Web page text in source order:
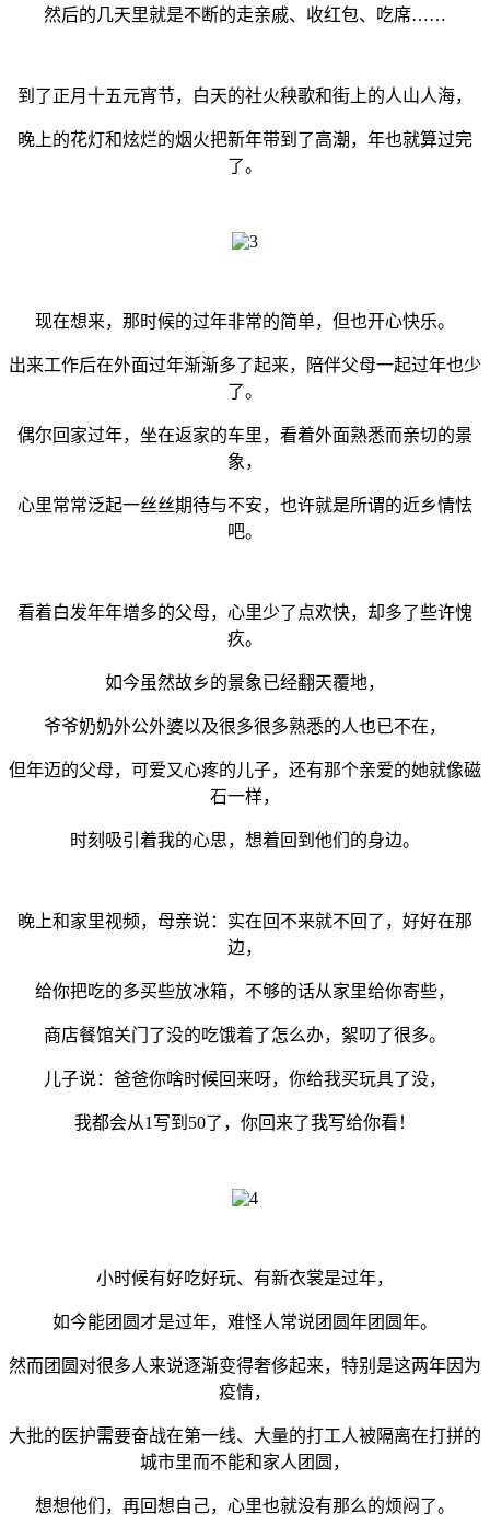
然后的几天里就是不断的走亲戚、收红包、吃席……
到了正月十五元宵节，白天的社火秧歌和街上的人山人海，
晚上的花灯和炫烂的烟火把新年带到了高潮，年也就算过完
了。
现在想来，那时候的过年非常的简单，但也开心快乐。
出来工作后在外面过年渐渐多了起来，陪伴父母一起过年也少
了。
偶尔回家过年，坐在返家的车里，看着外面熟悉而亲切的景
象，
心里常常泛起一丝丝期待与不安，也许就是所谓的近乡情怯
吧。
看着白发年年增多的父母，心里少了点欢快，却多了些许愧
疚。
如今虽然故乡的景象已经翻天覆地，
爷爷奶奶外公外婆以及很多很多熟悉的人也已不在，
但年迈的父母，可爱又心疼的儿子，还有那个亲爱的她就像磁
石一样，
时刻吸引着我的心思，想着回到他们的身边。
晚上和家里视频，母亲说：实在回不来就不回了，好好在那
边，
给你把吃的多买些放冰箱， 不够的话从家里给你寄些，
商店餐馆关门了没的吃饿着了怎么办，絮叨了很多。
儿子说：爸爸你啥时候回来呀，你给我买玩具了没，
我都会从1写到50了，你回来了我写给你看！
小时候有好吃好玩、有新衣裳是过年，
如今能团圆才是过年，难怪人常说团圆年团圆年。
然而团圆对很多人来说逐渐变得奢侈起来，特别是这两年因为
疫情，
大批的医护需要奋战在第一线、大量的打工人被隔离在打拼的
城市里而不能和家人团圆，
想想他们，再回想自己，心里也就没有那么的烦闷了。